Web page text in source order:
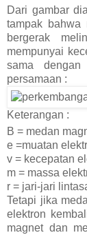
Dari gambar
tampak bahwa
bergerak
mempunyai
sama dengan
persamaan :
Keterangan :
B = medan
e =muatan
v = kecepatan
m = massa
r = jari-jari
Tetapi jika
elektron
magnet dan